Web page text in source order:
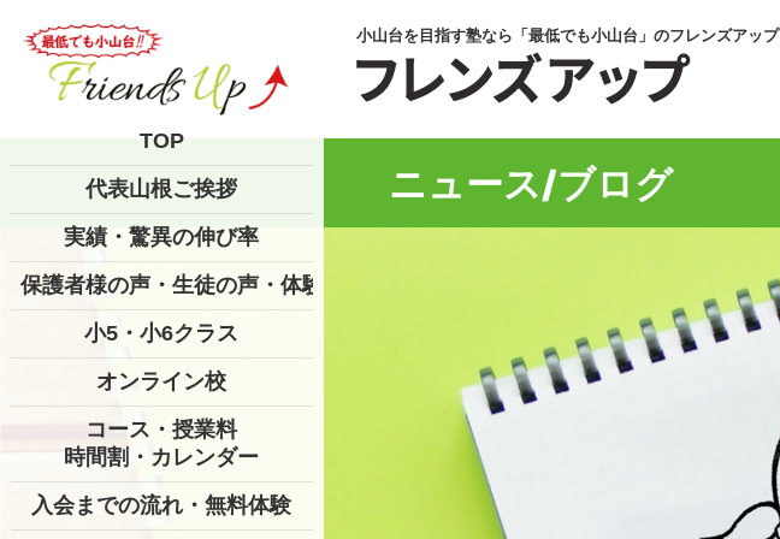
小山台を目指す塾なら「最低でも小山台」のフレンズアップ
TOP
代表山根ご挨拶
実績・驚異の伸び率
保護者様の声・生徒の声・体験記
小5・小6クラス
オンライン校
コース・授業料
時間割・カレンダー
入会までの流れ・無料体験
ニュース/ブログ